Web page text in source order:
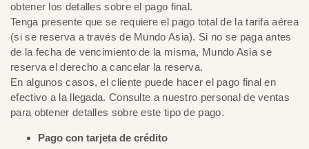
obtener los detalles sobre el pago final.
Tenga presente que se requiere el pago total de la tarifa aérea
(si se reserva a través de Mundo Asia). Si no se paga antes
de la fecha de vencimiento de la misma, Mundo Asia se
reserva el derecho a cancelar la reserva.
En algunos casos, el cliente puede hacer el pago final en
efectivo a la llegada. Consulte a nuestro personal de ventas
para obtener detalles sobre este tipo de pago.
Pago con tarjeta de crédito